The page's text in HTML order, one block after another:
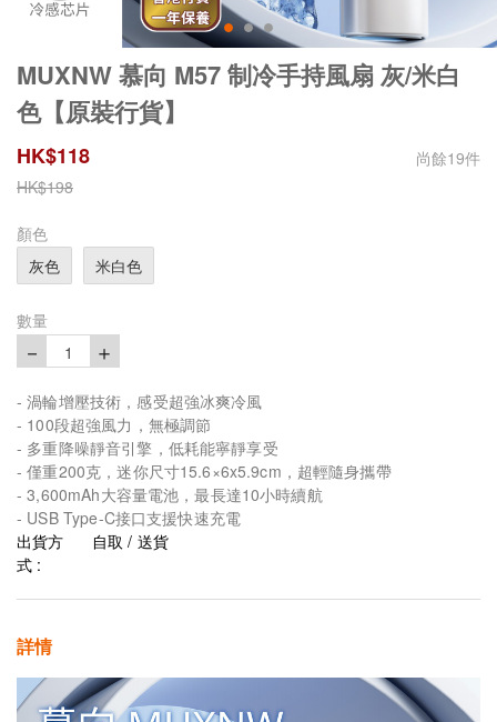
MUXNW 慕向 M57 制冷手持風扇 灰/米白
色【原裝行貨】
HK$118 尚餘19件
HK$198
顏色
灰色
米白色
數量
－ 1 ＋
- 渦輪增壓技術，感受超強冰爽冷風
- 100段超強風力，無極調節
- 多重降噪靜音引擎，低耗能寧靜享受
- 僅重200克，迷你尺寸15.6×6x5.9cm，超輕隨身攜帶
- 3,600mAh大容量電池，最長達10小時續航
- USB Type-C接口支援快速充電
出貨方
式 :
自取 / 送貨
詳情